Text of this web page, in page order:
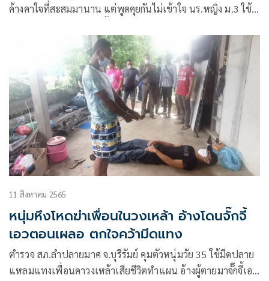
ค้างคาใจที่สะสมมานาน แต่พูดคุยกันไม่เข้าใจ นร.หญิง ม.3 ใช้
ประเภทสองดับคาศาลากลาง
11 สิงหาคม 2565
หนุ่มหึงโหดฆ่าเพื่อนในวงเหล้า อ้างโดนจั๊กจี้
เอวตอนเผลอ ตกใจคว้ามีดแทง
ตำรวจ สภ.ลำปลายมาศ จ.บุรีรัมย์ คุมตัวหนุ่มวัย 35 ใช้มีดปลาย
แหลมแทงเพื่อนคาวงเหล้าเสียชีวิตทำแผน อ้างผู้ตายมาจั๊กจี้เอว